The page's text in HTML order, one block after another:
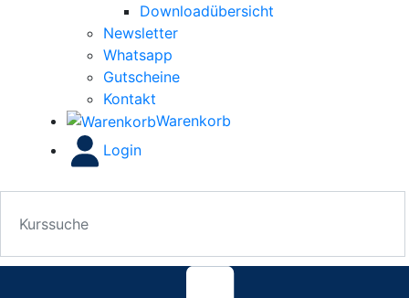
Downloadübersicht
Newsletter
Whatsapp
Gutscheine
Kontakt
Warenkorb
Login